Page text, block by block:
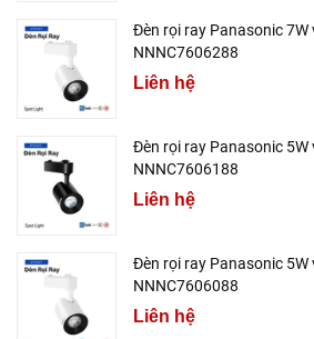
Đèn rọi ray Panasonic
NNNC7606288
Liên hệ
Đèn rọi ray Panasonic 5W
NNNC7606188
Liên hệ
Đèn rọi ray Panasonic
NNNC7606088
Liên hệ